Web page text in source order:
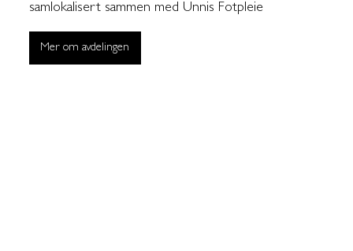
samlokalisert sammen med Unnis Fotpleie
Mer om avdelingen